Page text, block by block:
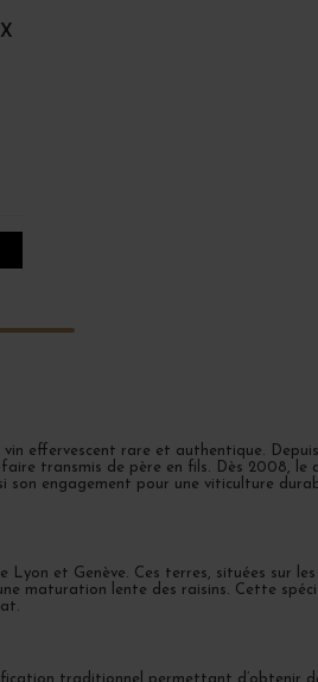
vin effervescent rare et authentique.
transmis de père en fils. Dès 2008, le
son engagement pour une viticulture
Lyon et Genève. Ces terres, situées sur
maturation lente des raisins. Cette